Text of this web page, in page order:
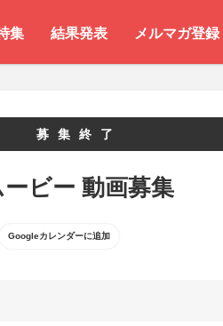
集 結果発表 メルマガ登録
募集終了
ビー 動画募集
Googleカレンダーに追加